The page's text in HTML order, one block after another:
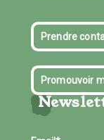
Prendre
Promouvoir